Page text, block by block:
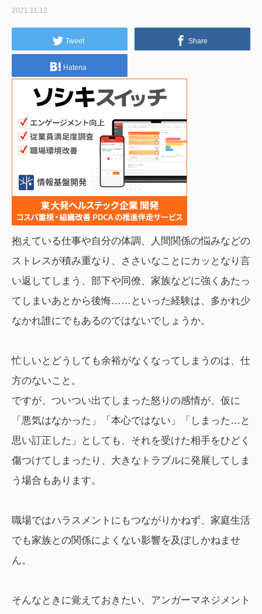
2021.11.12
Tweet Share
Hatena
抱えている仕事や自分の体調、人間関係の悩みなどの
ストレスが積み重なり、ささいなことにカッとなり言
い返してしまう、部下や同僚、家族などに強くあたっ
てしまいあとから後悔……といった経験は、多かれ少
なかれ誰にでもあるのではないでしょうか。
忙しいとどうしても余裕がなくなってしまうのは、仕
方のないこと。
ですが、ついつい出てしまった怒りの感情が、仮に
「悪気はなかった」「本心ではない」「しまった…と
思い訂正した」としても、それを受けた相手をひどく
傷つけてしまったり、大きなトラブルに発展してしま
う場合もあります。
職場ではハラスメントにもつながりかねず、家庭生活
でも家族との関係によくない影響を及ぼしかねませ
ん。
そんなときに覚えておきたい、アンガーマネジメント